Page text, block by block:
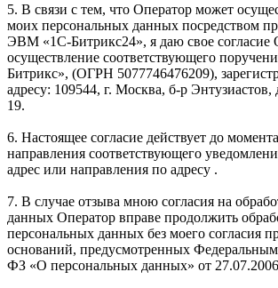
5. В связи с тем, что Оператор может
моих персональных данных посредством
ЭВМ «1С-Битрикс24», я даю свое согласие
осуществление соответствующего
Битрикс», (ОГРН 5077746476209),
адресу: 109544, г. Москва, б-р Энтузиастов,
19.
6. Настоящее согласие действует до
направления соответствующего
адрес или направления по адресу .
7. В случае отзыва мною согласия на
данных Оператор вправе продолжить
персональных данных без моего согласия
оснований, предусмотренных
ФЗ «О персональных данных» от 27.07.2006